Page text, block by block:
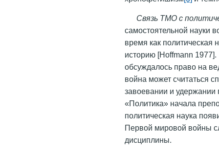
Связь ТМО с
самостоятельной науки
время как политическая
историю [Hoffmann
обсуждалось право на
война может считаться
завоевании и удержании
«Политика» начала
политическая наука
Первой мировой войны
дисциплины.